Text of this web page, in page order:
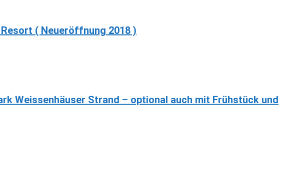
( Neueröffnung 2018 )
Weissenhäuser Strand – optional auch mit Frühstück und